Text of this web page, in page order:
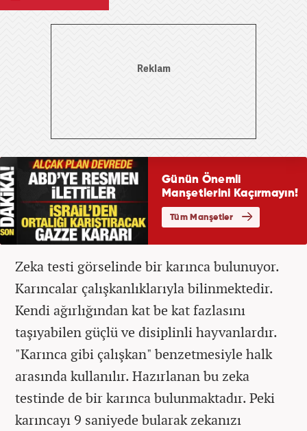
Zeka testi görselinde bir karınca bulunuyor.
Karıncalar çalışkanlıklarıyla bilinmektedir.
Kendi ağırlığından kat be kat fazlasını
taşıyabilen güçlü ve disiplinli hayvanlardır.
"Karınca gibi çalışkan" benzetmesiyle halk
arasında kullanılır. Hazırlanan bu zeka
testinde de bir karınca bulunmaktadır. Peki
karıncayı 9 saniyede bularak zekanızı